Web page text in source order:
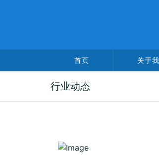
首页 关于
行业动态